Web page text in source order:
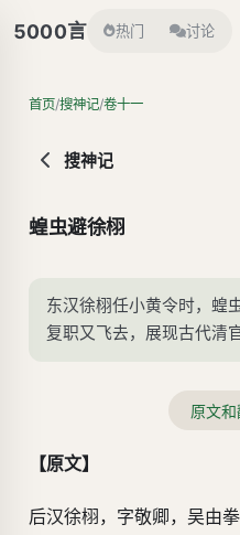
5000言 热门 讨论
首页/搜神记/卷十一
搜神记
蝗虫避徐栩
东汉徐栩任小黄令时，蝗
复职又飞去，展现古代清
原文
【原文】
后汉徐栩，字敬卿，吴由